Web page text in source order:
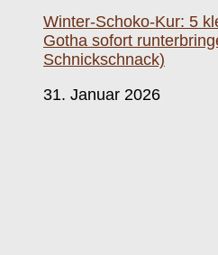
Winter-Schoko-Kur: 5
Gotha sofort
Schnickschnack)
31. Januar 2026